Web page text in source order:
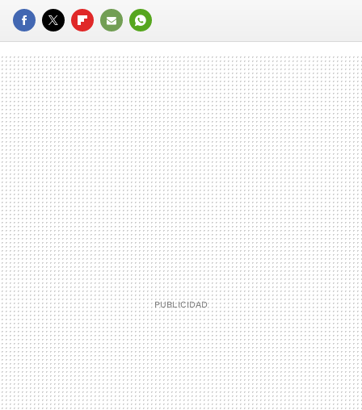
FACEBOOK
TWITTERFLIPBOARD
E-
MAIL
WHATSAPP